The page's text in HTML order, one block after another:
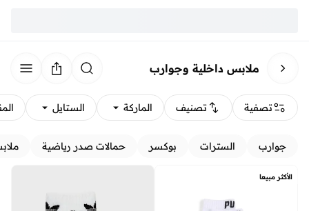
ملابس داخلية وجوارب
تصفية تصنيف الماركة الستايل
جوارب السترات بوكسر حمالات صدر رياضية
الأكثر مبيعا